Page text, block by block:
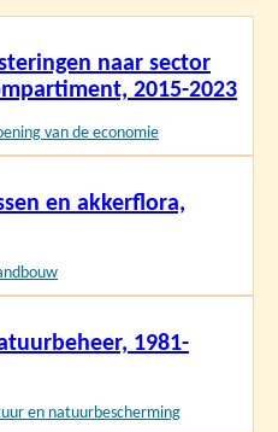
naar sector
2015-2023
van de economie
en akkerflora,
1981-
en natuurbescherming